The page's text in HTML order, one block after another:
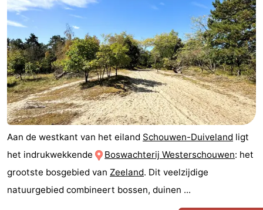
Aan de westkant van het eiland Schouwen-Duiveland ligt
het indrukwekkende
Boswachterij Westerschouwen: het
grootste bosgebied van Zeeland. Dit veelzijdige
natuurgebied combineert bossen, duinen ...